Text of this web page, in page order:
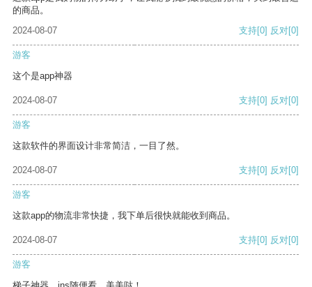
的商品。
2024-08-07
支持[0] 反对[0]
游客
这个是app神器
2024-08-07 支持[0] 反对[0]
游客
这款软件的界面设计非常简洁，一目了然。
2024-08-07 支持[0] 反对[0]
游客
这款app的物流非常快捷，我下单后很快就能收到商品。
2024-08-07 支持[0] 反对[0]
游客